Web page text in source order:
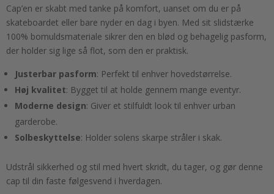
Cap’en er skabt med tanke på komfort, uanset om du er på
skateboardet eller bare nyder en dag i byen. Med sit slidstærke
100% bomuldsmateriale sikrer den en blød og behagelig pasform,
der holder sig lige så flot, som den er praktisk.
Justerbar pasform: Perfekt til enhver hovedstørrelse.
Høj kvalitet: Bygget til at holde gennem mange eventyr.
Moderne design: Giver et stilfuldt look til enhver urban
garderobe.
Solbeskyttelse: Holder solens skarpe stråler i skak.
Udstrål sikkerhed og stil med hvert skridt, du tager, og gør denne
cap til din faste følgesvend i hverdagen.